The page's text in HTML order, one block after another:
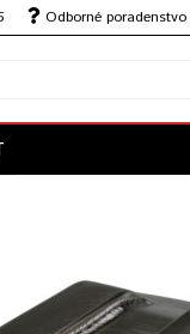
Odborné poradenstvo